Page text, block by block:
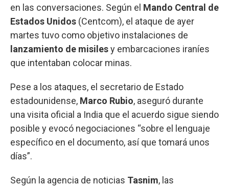
en las conversaciones. Según el Mando Central de
Estados Unidos (Centcom), el ataque de ayer
martes tuvo como objetivo instalaciones de
lanzamiento de misilesy embarcaciones iraníes
que intentaban colocar minas.
Pese a los ataques, el secretario de Estado
estadounidense, Marco Rubio, aseguró durante
una visita oficial a India que el acuerdo sigue siendo
posible y evocó negociaciones “sobre el lenguaje
específico en el documento, así que tomará unos
días”.
Según la agencia de noticias Tasnim, las